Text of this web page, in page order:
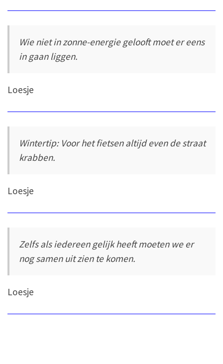
Wie niet in zonne-energie gelooft moet er eens
in gaan liggen.
Loesje
Wintertip: Voor het fietsen altijd even de straat
krabben.
Loesje
Zelfs als iedereen gelijk heeft moeten we er
nog samen uit zien te komen.
Loesje